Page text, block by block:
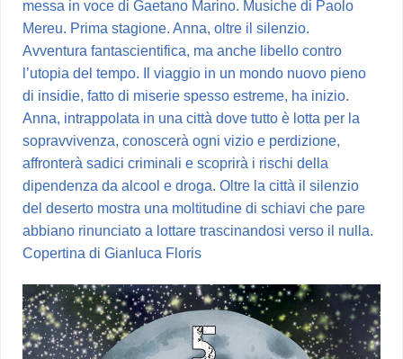
messa in voce di Gaetano Marino. Musiche di Paolo
Mereu. Prima stagione. Anna, oltre il silenzio.
Avventura fantascientifica, ma anche libello contro
l’utopia del tempo. Il viaggio in un mondo nuovo pieno
di insidie, fatto di miserie spesso estreme, ha inizio.
Anna, intrappolata in una città dove tutto è lotta per la
sopravvivenza, conoscerà ogni vizio e perdizione,
affronterà sadici criminali e scoprirà i rischi della
dipendenza da alcool e droga. Oltre la città il silenzio
del deserto mostra una moltitudine di schiavi che pare
abbiano rinunciato a lottare trascinandosi verso il nulla.
Copertina di Gianluca Floris